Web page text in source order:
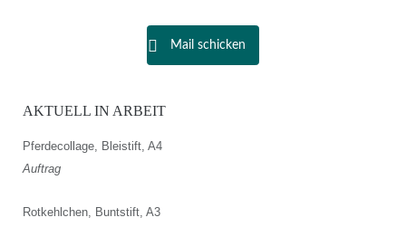
Mail schicken
AKTUELL IN ARBEIT
Pferdecollage, Bleistift, A4
Auftrag
Rotkehlchen, Buntstift, A3